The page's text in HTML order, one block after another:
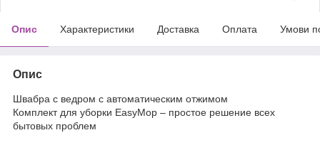
Опис Характеристики Доставка Оплата Умови
Опис
Швабра с ведром с автоматическим отжимом
Комплект для уборки EasyMop – простое решение всех
бытовых проблем